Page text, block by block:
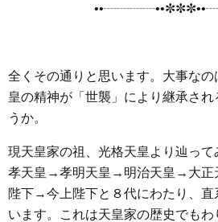
n
r
全くその通りと思います。大事な
皇の精神が「世襲」により継承され
うか。
現天皇家の祖、光格天皇より辿っ
孝天皇→孝明天皇→明治天皇→大
陛下→今上陛下と８代にわたり、直
います。これは天皇家の歴史でも